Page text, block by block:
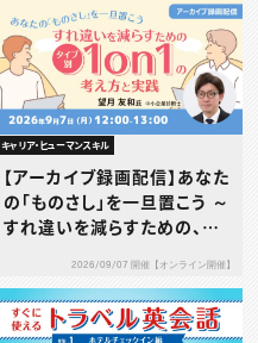
キャリア・ヒューマンスキル
【アーカイブ録画配信】あなた
の「ものさし」を一旦置こう ～
すれ違いを減らすための、タ
2026/09/07 開催【オンライン開催】